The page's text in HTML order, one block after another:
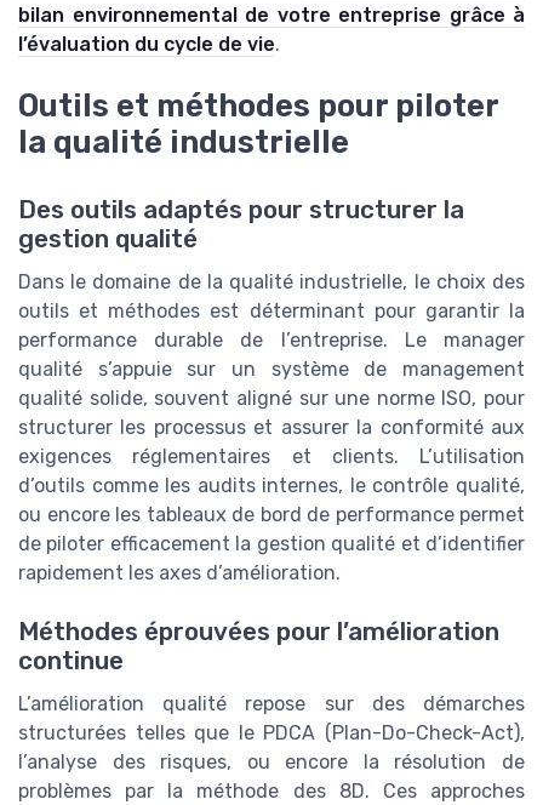
bilan environnemental de votre entreprise grâce à
l’évaluation du cycle de vie.
Outils et méthodes pour piloter
la qualité industrielle
Des outils adaptés pour structurer la
gestion qualité
Dans le domaine de la qualité industrielle, le choix des
outils et méthodes est déterminant pour garantir la
performance durable de l’entreprise. Le manager
qualité s’appuie sur un système de management
qualité solide, souvent aligné sur une norme ISO, pour
structurer les processus et assurer la conformité aux
exigences réglementaires et clients. L’utilisation
d’outils comme les audits internes, le contrôle qualité,
ou encore les tableaux de bord de performance permet
de piloter efficacement la gestion qualité et d’identifier
rapidement les axes d’amélioration.
Méthodes éprouvées pour l’amélioration
continue
L’amélioration qualité repose sur des démarches
structurées telles que le PDCA (Plan-Do-Check-Act),
l’analyse des risques, ou encore la résolution de
problèmes par la méthode des 8D. Ces approches